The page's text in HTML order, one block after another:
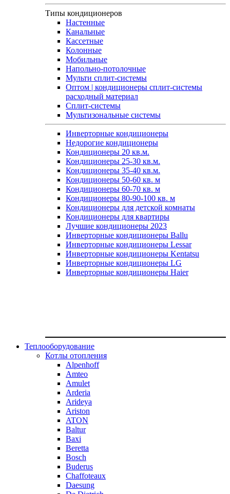
Типы кондиционеров
Настенные
Канальные
Кассетные
Колонные
Мобильные
Напольно-потолочные
Мульти сплит-системы
Оптом | кондиционеры сплит-системы
расходный материал
Сплит-системы
Мультизональные системы
Инверторные кондиционеры
Недорогие кондиционеры
Кондиционеры 20 кв.м.
Кондиционеры 25-30 кв.м.
Кондиционеры 35-40 кв.м.
Кондиционеры 50-60 кв. м
Кондиционеры 60-70 кв. м
Кондиционеры 80-90-100 кв. м
Кондиционеры для детской комнаты
Кондиционеры для квартиры
Лучшие кондиционеры 2023
Инверторные кондиционеры Ballu
Инверторные кондиционеры Lessar
Инверторные кондиционеры Kentatsu
Инверторные кондиционеры LG
Инверторные кондиционеры Haier
Теплооборудование
Котлы отопления
Alpenhoff
Amteo
Amulet
Arderia
Arideya
Ariston
ATON
Baltur
Baxi
Beretta
Bosch
Buderus
Chaffoteaux
Daesung